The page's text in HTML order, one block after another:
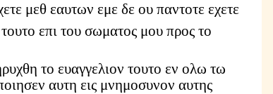
μεθ εαυτων εμε δε ου παντοτε εχετε
επι του σωματος μου προς το
το ευαγγελιον τουτο εν ολω τω
αυτη εις μνημοσυνον αυτης